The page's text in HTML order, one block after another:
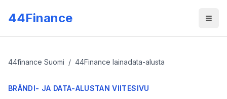
44Finance
44finance Suomi / 44Finance lainadata-alusta
BRÄNDI- JA DATA-ALUSTAN VIITESIVU